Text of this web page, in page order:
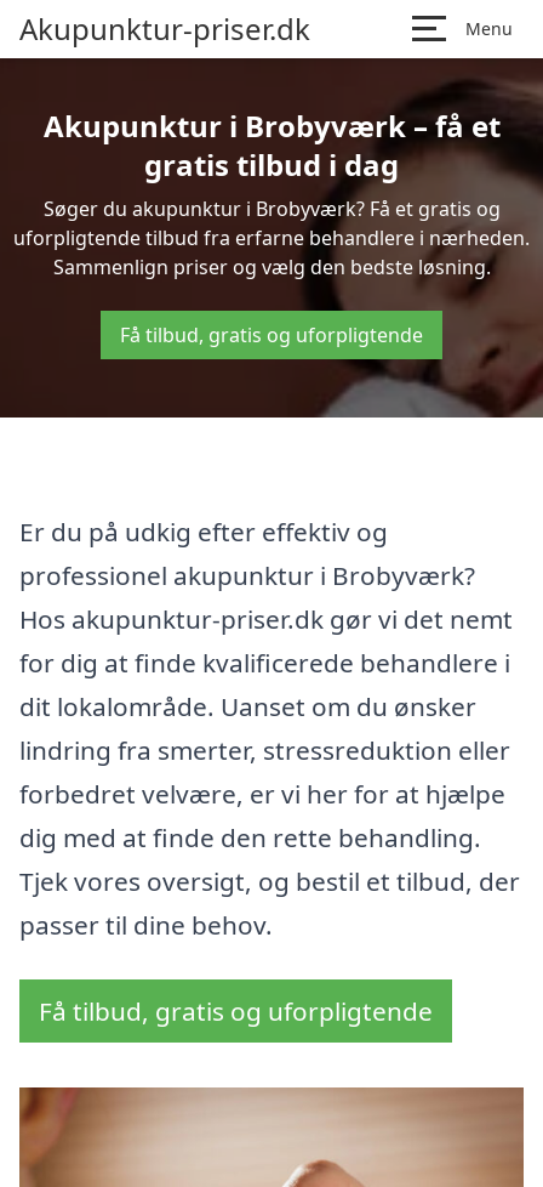
Akupunktur-priser.dk Menu
Akupunktur i Brobyværk – få et
gratis tilbud i dag
Søger du akupunktur i Brobyværk? Få et gratis og
uforpligtende tilbud fra erfarne behandlere i nærheden.
Sammenlign priser og vælg den bedste løsning.
Få tilbud, gratis og uforpligtende
Er du på udkig efter effektiv og
professionel akupunktur i Brobyværk?
Hos akupunktur-priser.dk gør vi det nemt
for dig at finde kvalificerede behandlere i
dit lokalområde. Uanset om du ønsker
lindring fra smerter, stressreduktion eller
forbedret velvære, er vi her for at hjælpe
dig med at finde den rette behandling.
Tjek vores oversigt, og bestil et tilbud, der
passer til dine behov.
Få tilbud, gratis og uforpligtende